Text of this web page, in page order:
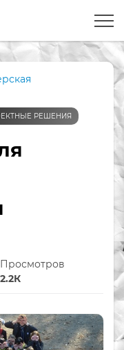
РЕШЕНИЯ
Просмотров
2.2К